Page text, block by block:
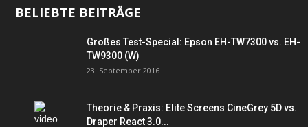
BELIEBTE BEITRÄGE
Großes Test-Special: Epson EH-TW7300 vs. EH-
TW9300 (W)
23. September 2016
Theorie & Praxis: Elite Screens CineGrey 5D vs.
Draper React 3.0...